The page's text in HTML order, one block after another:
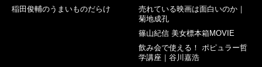
稲田俊輔のうまいものだらけ
売れている映画は面白いのか｜
菊地成孔
篠山紀信 美女標本箱MOVIE
飲み会で使える！ ポピュラー哲
学講座｜谷川嘉浩